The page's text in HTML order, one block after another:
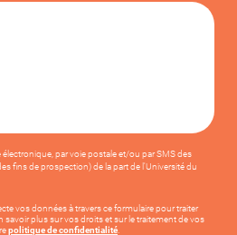
par voie postale et/ou par SMS des
fins de prospection) de la part de l'Université du
vos données à travers ce formulaire pour traiter
savoir plus sur vos droits et sur le traitement de vos
politique de confidentialité